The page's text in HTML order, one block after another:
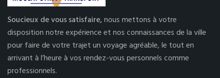
Soucieux de vous satisfaire,nous mettons à votre
disposition notre expérience et nos connaissances de la ville
pour faire de votre trajet un voyage agréable, le tout en
arrivant à l’heure à vos rendez-vous personnels comme
professionnels.